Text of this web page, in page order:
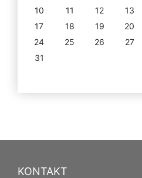
10
11 12 13
17
18 19 20
24
25 26 27
31
KONTAKT